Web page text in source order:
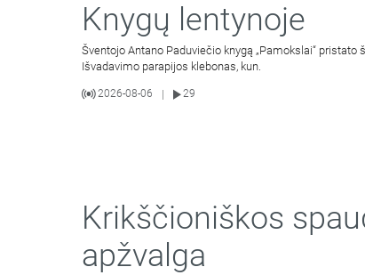
Knygų lentynoje
Šventojo Antano Paduviečio knygą „Pamokslai“
Išvadavimo parapijos klebonas, kun.
2026-08-06 29
Krikščioniškos
apžvalga